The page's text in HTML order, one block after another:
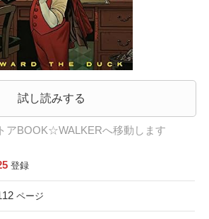
試し読みする
アBOOK☆WALKERへ移動します
登録
ページ